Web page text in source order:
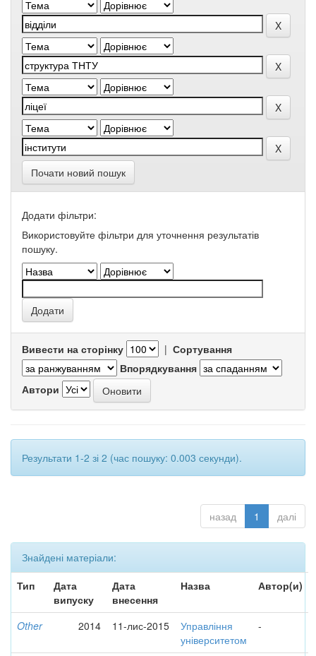
Почати новий пошук
Додати фільтри:
Використовуйте фільтри для уточнення результатів
пошуку.
Вивести на сторінку | Сортування
Впорядкування
Автори
Результати 1-2 зі 2 (час пошуку: 0.003 секунди).
назад 1 далі
Знайдені матеріали:
Тип
Дата
випуску
Дата
внесення
Назва Автор(и)
Other 2014 11-лис-2015
Управління
університетом
-